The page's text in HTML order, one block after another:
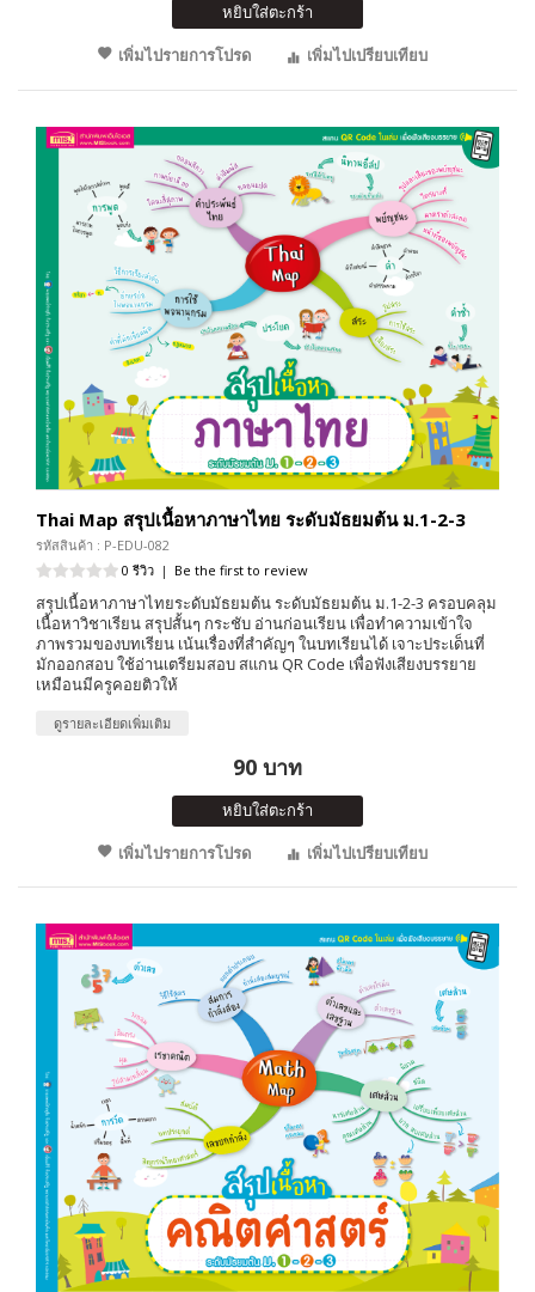
หยิบใส่ตะกร้า
เพิ่มไปรายการโปรด
เพิ่มไปเปรียบเทียบ
Thai Map สรุปเนื้อหาภาษาไทย ระดับมัธยมต้น ม.1-2-3
รหัสสินค้า : P-EDU-082
0 รีวิว | Be the first to review
สรุปเนื้อหาภาษาไทยระดับมัธยมต้น ระดับมัธยมต้น ม.1-2-3 ครอบคลุม
เนื้อหาวิชาเรียน สรุปสั้นๆ กระชับ อ่านก่อนเรียน เพื่อทำความเข้าใจ
ภาพรวมของบทเรียน เน้นเรื่องที่สำคัญๆ ในบทเรียนได้ เจาะประเด็นที่
มักออกสอบ ใช้อ่านเตรียมสอบ สแกน QR Code เพื่อฟังเสียงบรรยาย
เหมือนมีครูคอยติวให้
ดูรายละเอียดเพิ่มเติม
90 บาท
หยิบใส่ตะกร้า
เพิ่มไปรายการโปรด
เพิ่มไปเปรียบเทียบ